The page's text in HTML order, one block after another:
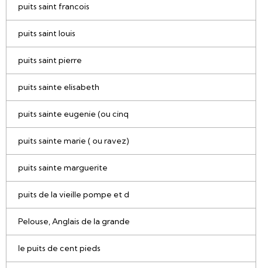
puits saint francois
puits saint louis
puits saint pierre
puits sainte elisabeth
puits sainte eugenie (ou cinq
puits sainte marie ( ou ravez)
puits sainte marguerite
puits de la vieille pompe et d
Pelouse, Anglais de la grande
le puits de cent pieds